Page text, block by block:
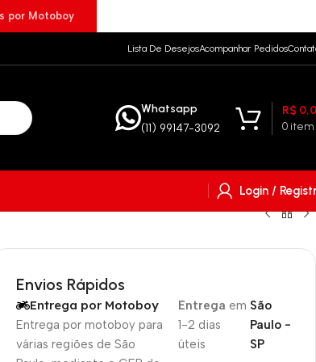
Lista De DesejosAcompanhar Pedidos
Whatsapp
(11) 99147-3092 0 item
R$
Login /
Envios Rápidos
Entrega por Motoboy
Entrega por motoboy para
várias regiões de São
Entrega em
1-2 dias
úteis
São
Paulo -
SP
por Motoboy